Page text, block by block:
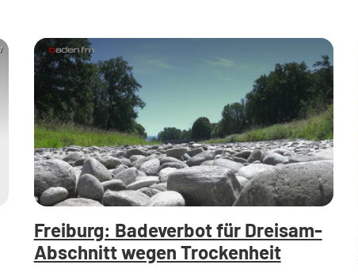
Freiburg: Badeverbot für Dreisam-
Abschnitt wegen Trockenheit